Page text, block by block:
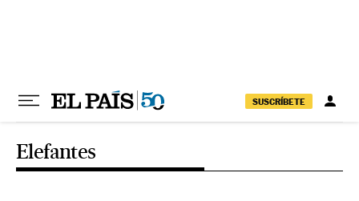
SUSCRÍBETE
Elefantes